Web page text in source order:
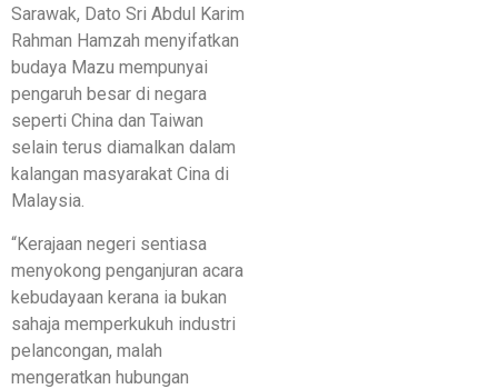
Sarawak, Dato Sri Abdul Karim
Rahman Hamzah menyifatkan
budaya Mazu mempunyai
pengaruh besar di negara
seperti China dan Taiwan
selain terus diamalkan dalam
kalangan masyarakat Cina di
Malaysia.
“Kerajaan negeri sentiasa
menyokong penganjuran acara
kebudayaan kerana ia bukan
sahaja memperkukuh industri
pelancongan, malah
mengeratkan hubungan